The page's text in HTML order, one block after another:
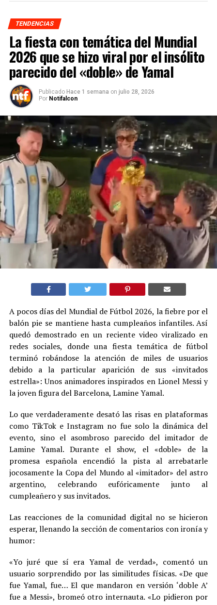
TENDENCIAS
La fiesta con temática del Mundial
2026 que se hizo viral por el insólito
parecido del «doble» de Yamal
Publicado Hace 1 semana on julio 28, 2026
Por Notifalcon
A pocos días del Mundial de Fútbol 2026, la fiebre por el
balón pie se mantiene hasta cumpleaños infantiles. Así
quedó demostrado en un reciente video viralizado en
redes sociales, donde una fiesta temática de fútbol
terminó robándose la atención de miles de usuarios
debido a la particular aparición de sus «invitados
estrella»: Unos animadores inspirados en Lionel Messi y
la joven figura del Barcelona, Lamine Yamal.
Lo que verdaderamente desató las risas en plataformas
como TikTok e Instagram no fue solo la dinámica del
evento, sino el asombroso parecido del imitador de
Lamine Yamal. Durante el show, el «doble» de la
promesa española encendió la pista al arrebatarle
jocosamente la Copa del Mundo al «imitador» del astro
argentino, celebrando eufóricamente junto al
cumpleañero y sus invitados.
Las reacciones de la comunidad digital no se hicieron
esperar, llenando la sección de comentarios con ironía y
humor:
«Yo juré que sí era Yamal de verdad», comentó un
usuario sorprendido por las similitudes físicas. «De que
fue Yamal, fue… El que mandaron en versión ‘doble A’
fue a Messi», bromeó otro internauta. «Lo pidieron por